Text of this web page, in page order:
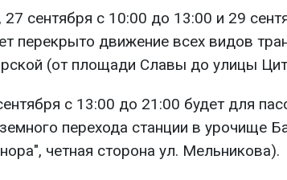
27 сентября с 10:00 до 13:00 и 29
перекрыто движение всех видов
(от площади Славы до улицы
с 13:00 до 21:00 будет для
перехода станции в урочище
четная сторона ул. Мельникова).